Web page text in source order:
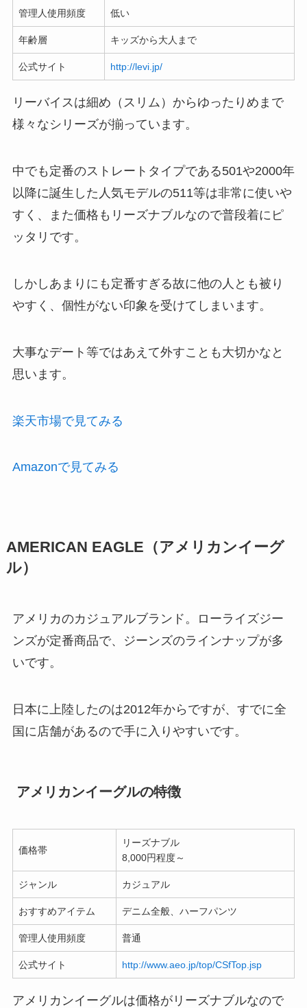
管理人使用頻度 低い
年齢層 キッズから大人まで
公式サイト http://levi.jp/
リーバイスは細め（スリム）からゆったりめまで
様々なシリーズが揃っています。
中でも定番のストレートタイプである501や2000年
以降に誕生した人気モデルの511等は非常に使いや
すく、また価格もリーズナブルなので普段着にピ
ッタリです。
しかしあまりにも定番すぎる故に他の人とも被り
やすく、個性がない印象を受けてしまいます。
大事なデート等ではあえて外すことも大切かなと
思います。
楽天市場で見てみる
Amazonで見てみる
AMERICAN EAGLE（アメリカンイーグ
ル）
アメリカのカジュアルブランド。ローライズジー
ンズが定番商品で、ジーンズのラインナップが多
いです。
日本に上陸したのは2012年からですが、すでに全
国に店舗があるので手に入りやすいです。
アメリカンイーグルの特徴
価格帯
リーズナブル
8,000円程度～
ジャンル カジュアル
おすすめアイテム デニム全般、ハーフパンツ
管理人使用頻度 普通
公式サイト http://www.aeo.jp/top/CSfTop.jsp
アメリカンイーグルは価格がリーズナブルなので